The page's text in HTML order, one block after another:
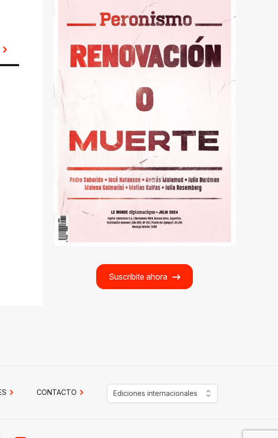
Suscribite ahora
CONTACTO Ediciones internacionales